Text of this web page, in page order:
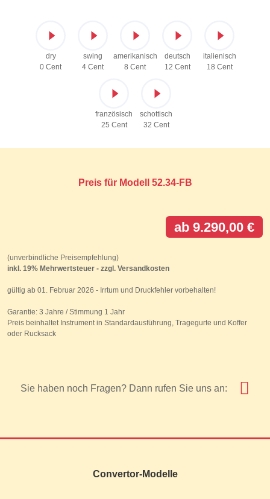
dry
0 Cent
swing
4 Cent
amerikanisch
8 Cent
deutsch
12 Cent
italienisch
18 Cent
französisch
25 Cent
schottisch
32 Cent
Preis für Modell 52.34-FB
ab 9.290,00 €
(unverbindliche Preisempfehlung)
inkl. 19% Mehrwertsteuer - zzgl. Versandkosten
gültig ab 01. Februar 2026 - Irrtum und Druckfehler vorbehalten!
Garantie: 3 Jahre / Stimmung 1 Jahr
Preis beinhaltet Instrument in Standardausführung, Tragegurte und Koffer
oder Rucksack
Sie haben noch Fragen? Dann rufen Sie uns an:
Convertor-Modelle